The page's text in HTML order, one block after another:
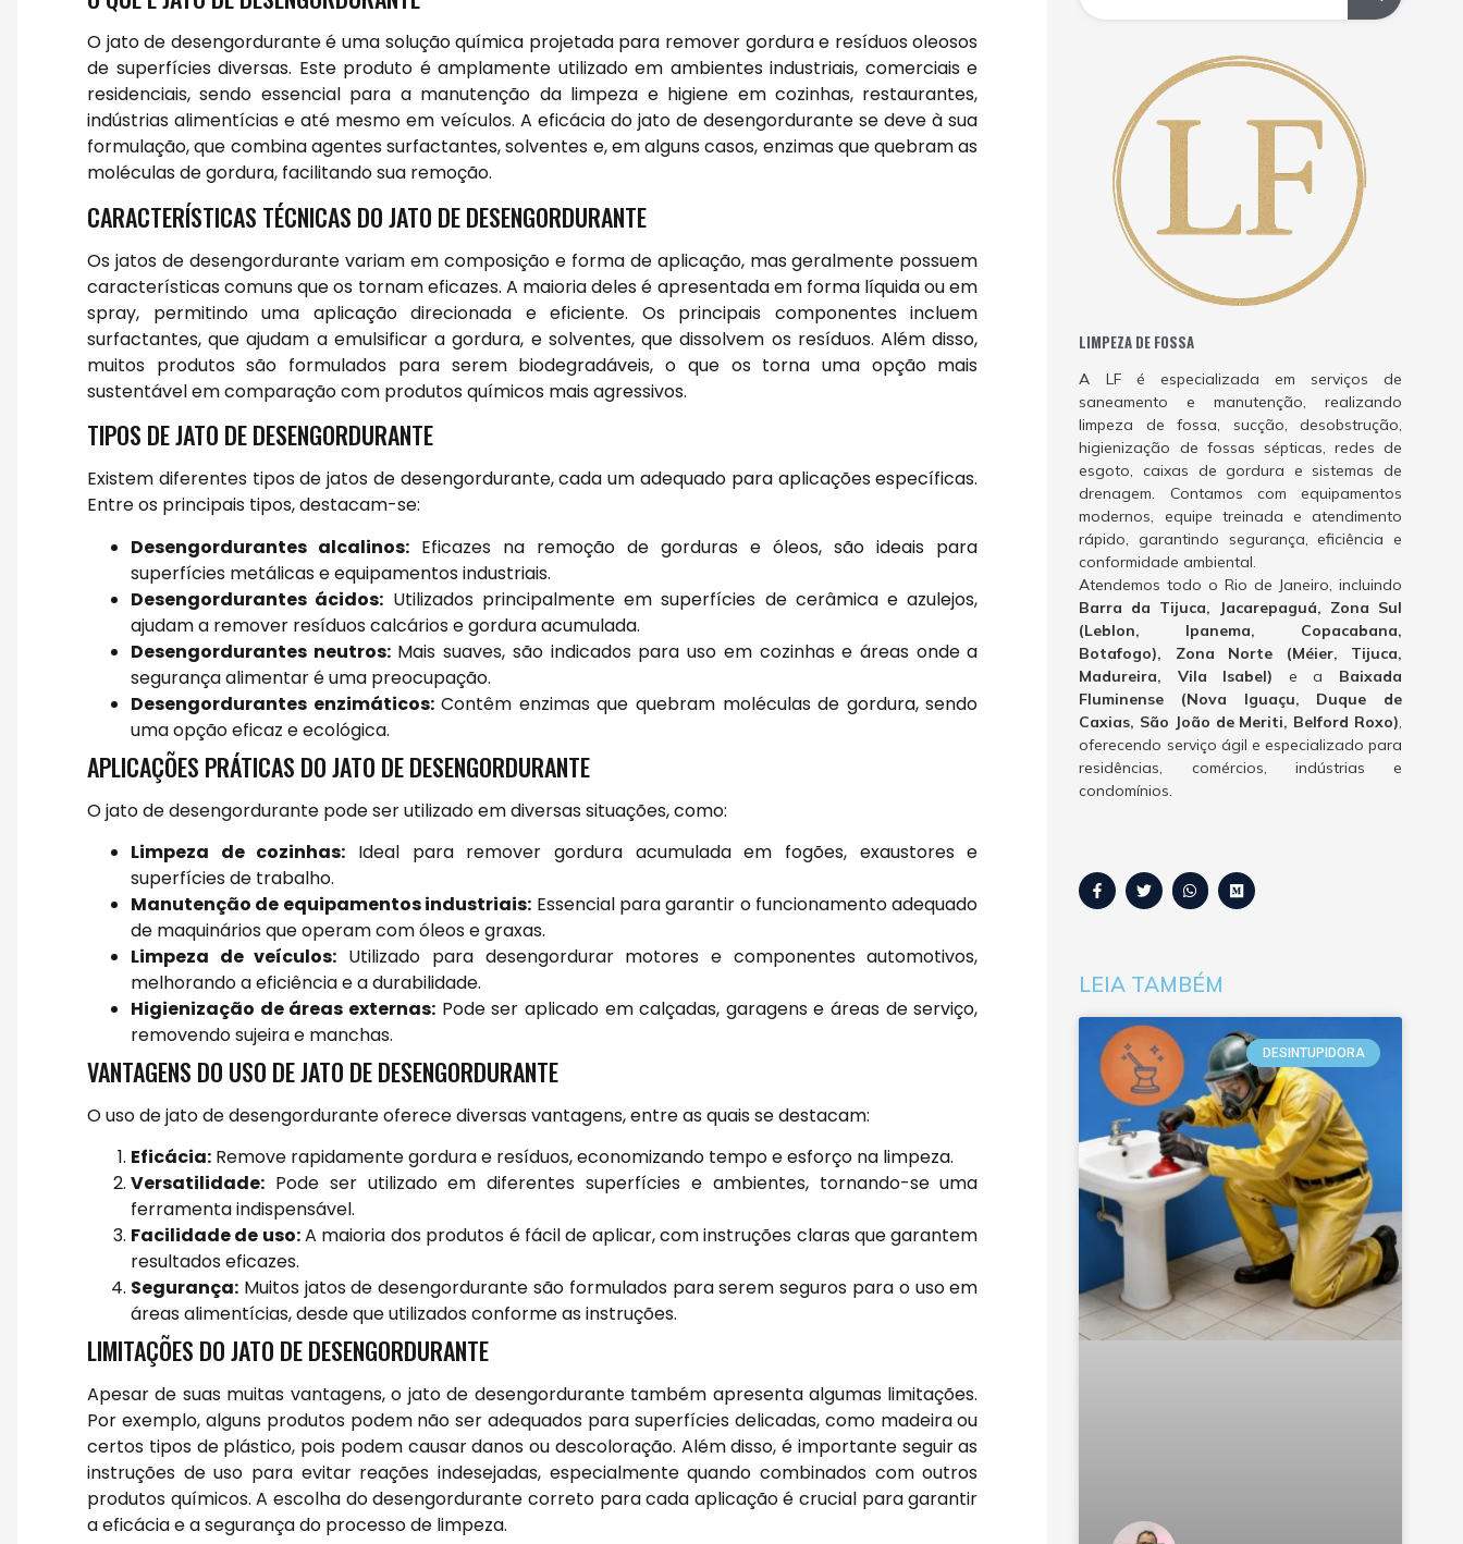
O jato de desengordurante é uma solução química projetada para remover gordura e resíduos oleosos
de superfícies diversas. Este produto é amplamente utilizado em ambientes industriais, comerciais e
residenciais, sendo essencial para a manutenção da limpeza e higiene em cozinhas, restaurantes,
indústrias alimentícias e até mesmo em veículos. A eficácia do jato de desengordurante se deve à sua
formulação, que combina agentes surfactantes, solventes e, em alguns casos, enzimas que quebram as
moléculas de gordura, facilitando sua remoção.
CARACTERÍSTICAS TÉCNICAS DO JATO DE DESENGORDURANTE
Os jatos de desengordurante variam em composição e forma de aplicação, mas geralmente possuem
características comuns que os tornam eficazes. A maioria deles é apresentada em forma líquida ou em
spray, permitindo uma aplicação direcionada e eficiente. Os principais componentes incluem
surfactantes, que ajudam a emulsificar a gordura, e solventes, que dissolvem os resíduos. Além disso,
muitos produtos são formulados para serem biodegradáveis, o que os torna uma opção mais
sustentável em comparação com produtos químicos mais agressivos.
TIPOS DE JATO DE DESENGORDURANTE
Existem diferentes tipos de jatos de desengordurante, cada um adequado para aplicações específicas.
Entre os principais tipos, destacam-se:
Desengordurantes alcalinos: Eficazes na remoção de gorduras e óleos, são ideais para
superfícies metálicas e equipamentos industriais.
Desengordurantes ácidos: Utilizados principalmente em superfícies de cerâmica e azulejos,
ajudam a remover resíduos calcários e gordura acumulada.
Desengordurantes neutros:Mais suaves, são indicados para uso em cozinhas e áreas onde a
segurança alimentar é uma preocupação.
Desengordurantes enzimáticos:Contêm enzimas que quebram moléculas de gordura, sendo
uma opção eficaz e ecológica.
APLICAÇÕES PRÁTICAS DO JATO DE DESENGORDURANTE
O jato de desengordurante pode ser utilizado em diversas situações, como:
Limpeza de cozinhas: Ideal para remover gordura acumulada em fogões, exaustores e
superfícies de trabalho.
Manutenção de equipamentos industriais: Essencial para garantir o funcionamento adequado
de maquinários que operam com óleos e graxas.
Limpeza de veículos: Utilizado para desengordurar motores e componentes automotivos,
melhorando a eficiência e a durabilidade.
Higienização de áreas externas:Pode ser aplicado em calçadas, garagens e áreas de serviço,
removendo sujeira e manchas.
VANTAGENS DO USO DE JATO DE DESENGORDURANTE
O uso de jato de desengordurante oferece diversas vantagens, entre as quais se destacam:
Eficácia: Remove rapidamente gordura e resíduos, economizando tempo e esforço na limpeza.
Versatilidade: Pode ser utilizado em diferentes superfícies e ambientes, tornando-se uma
ferramenta indispensável.
Facilidade de uso:A maioria dos produtos é fácil de aplicar, com instruções claras que garantem
resultados eficazes.
Segurança: Muitos jatos de desengordurante são formulados para serem seguros para o uso em
áreas alimentícias, desde que utilizados conforme as instruções.
LIMITAÇÕES DO JATO DE DESENGORDURANTE
Apesar de suas muitas vantagens, o jato de desengordurante também apresenta algumas limitações.
Por exemplo, alguns produtos podem não ser adequados para superfícies delicadas, como madeira ou
certos tipos de plástico, pois podem causar danos ou descoloração. Além disso, é importante seguir as
instruções de uso para evitar reações indesejadas, especialmente quando combinados com outros
produtos químicos. A escolha do desengordurante correto para cada aplicação é crucial para garantir
a eficácia e a segurança do processo de limpeza.
LIMPEZA DE FOSSA
A LF é especializada em serviços de
saneamento e manutenção, realizando
limpeza de fossa, sucção, desobstrução,
higienização de fossas sépticas, redes de
esgoto, caixas de gordura e sistemas de
drenagem. Contamos com equipamentos
modernos, equipe treinada e atendimento
rápido, garantindo segurança, eficiência e
conformidade ambiental.
Atendemos todo o Rio de Janeiro, incluindo
Barra da Tijuca, Jacarepaguá, Zona Sul
(Leblon, Ipanema, Copacabana,
Botafogo), Zona Norte (Méier, Tijuca,
Madureira, Vila Isabel) e a Baixada
Fluminense (Nova Iguaçu, Duque de
Caxias, São João de Meriti, Belford Roxo),
oferecendo serviço ágil e especializado para
residências, comércios, indústrias e
condomínios.
LEIA TAMBÉM
DESINTUPIDORA